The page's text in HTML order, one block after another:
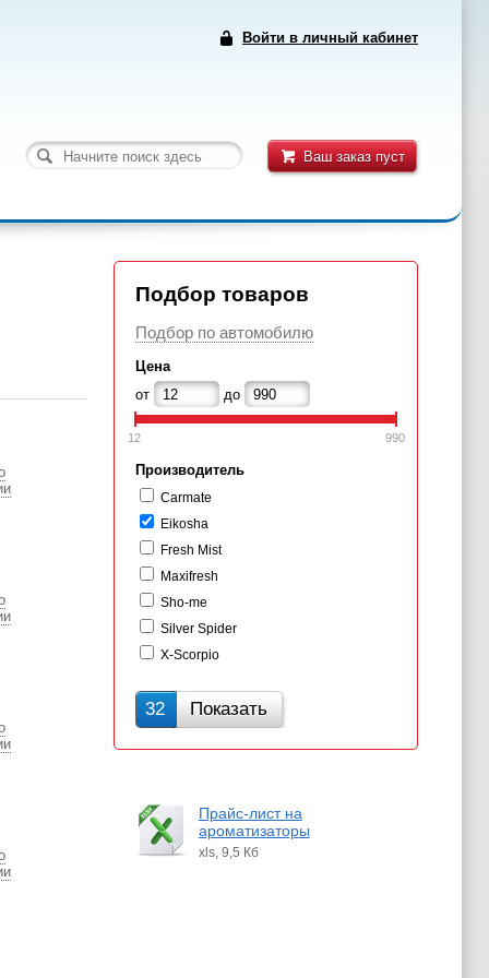
Войти в личный кабинет
Ваш заказ пуст
Подбор товаров
Подбор по автомобилю
Цена
от
до
12 990
Производитель
Carmate
Eikosha
Fresh Mist
Maxifresh
Sho-me
Silver Spider
X-Scorpio
32 Показать
Прайс-лист на
ароматизаторы
xls, 9,5 Кб